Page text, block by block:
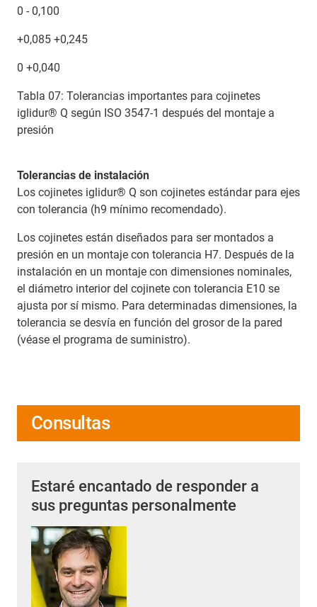
0 - 0,100
+0,085 +0,245
0 +0,040
Tabla 07: Tolerancias importantes para cojinetes
iglidur® Q según ISO 3547-1 después del montaje a
presión
Tolerancias de instalación
Los cojinetes iglidur® Q son cojinetes estándar para ejes
con tolerancia (h9 mínimo recomendado).
Los cojinetes están diseñados para ser montados a
presión en un montaje con tolerancia H7. Después de la
instalación en un montaje con dimensiones nominales,
el diámetro interior del cojinete con tolerancia E10 se
ajusta por sí mismo. Para determinadas dimensiones, la
tolerancia se desvía en función del grosor de la pared
(véase el programa de suministro).
Consultas
Estaré encantado de responder a
sus preguntas personalmente